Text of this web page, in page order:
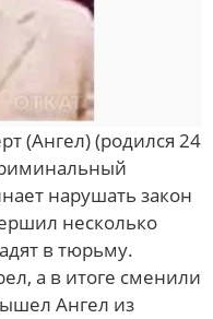
(Ангел) (родился 24
нарушать закон
несколько
в тюрьму.
а в итоге сменили
Ангел из